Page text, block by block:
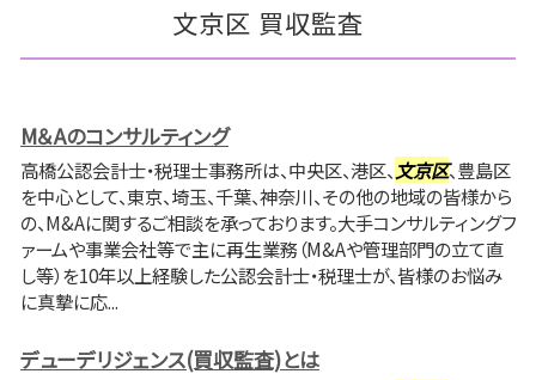
文京区 買収監査
M＆Aのコンサルティング
高橋公認会計士・税理士事務所は、中央区、港区、 文京区、豊島区
を中心として、東京、埼玉、千葉、神奈川、その他の地域の皆様から
の、M&Aに関するご相談を承っております。大手コンサルティングフ
ァームや事業会社等で主に再生業務（M&Aや管理部門の立て直
し等）を10年以上経験した公認会計士・税理士が、皆様のお悩み
に真摯に応...
デューデリジェンス(買収監査)とは